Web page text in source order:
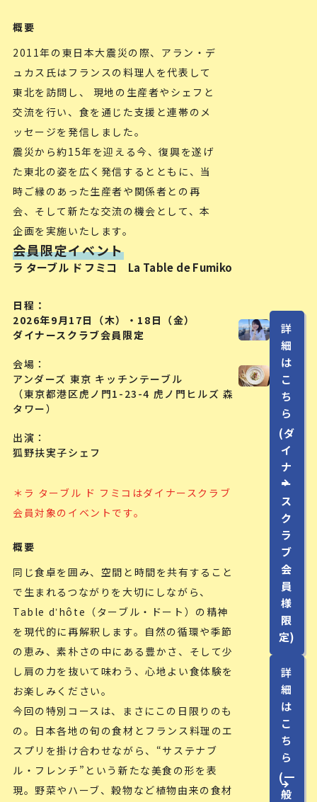
概要
2011年の東日本大震災の際、アラン・デ
ュカス氏はフランスの料理人を代表して
東北を訪問し、 現地の生産者やシェフと
交流を行い、食を通じた支援と連帯のメ
ッセージを発信しました。
震災から約15年を迎える今、復興を遂げ
た東北の姿を広く発信するとともに、当
時ご縁のあった生産者や関係者との再
会、そして新たな交流の機会として、本
企画を実施いたします。
会員限定イベント
ラ ターブル ド フミコ La Table de Fumiko
日程
2026年9月17日（木）・18日（金）
ダイナースクラブ会員限定
会場
アンダーズ 東京 キッチンテーブル
（東京都港区虎ノ門1-23-4 虎ノ門ヒルズ 森
タワー）
出演
狐野扶実子シェフ
＊ラ ターブル ド フミコはダイナースクラブ
会員対象のイベントです。
概要
同じ食卓を囲み、空間と時間を共有すること
で生まれるつながりを大切にしながら、
Table dʼhôte（ターブル・ドート）の精神
を現代的に再解釈します。自然の循環や季節
の恵み、素朴さの中にある豊かさ、そして少
し肩の力を抜いて味わう、心地よい食体験を
お楽しみください。
今回の特別コースは、まさにこの日限りのも
の。日本各地の旬の食材とフランス料理のエ
スプリを掛け合わせながら、“サステナブ
ル・フレンチ”という新たな美食の形を表
現。野菜やハーブ、穀物など植物由来の食材
詳
細
は
こ
ち
ら
(ダ
イ
ナ
ー
ス
ク
ラ
ブ
会
員
様
限
定)
詳
細
は
こ
ち
ら
(一
般